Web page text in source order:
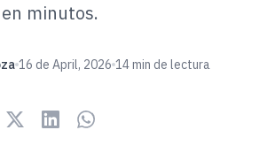
minutos.
16 de April, 2026 14 min de lectura